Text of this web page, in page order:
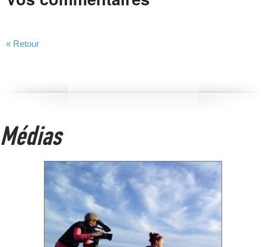
« Retour
Médias